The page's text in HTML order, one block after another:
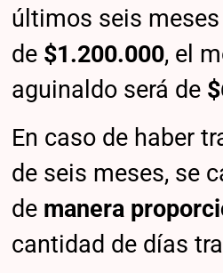
últimos seis
de $1.200.000, el
aguinaldo será de
En caso de haber
de seis meses, se
de manera
cantidad de días